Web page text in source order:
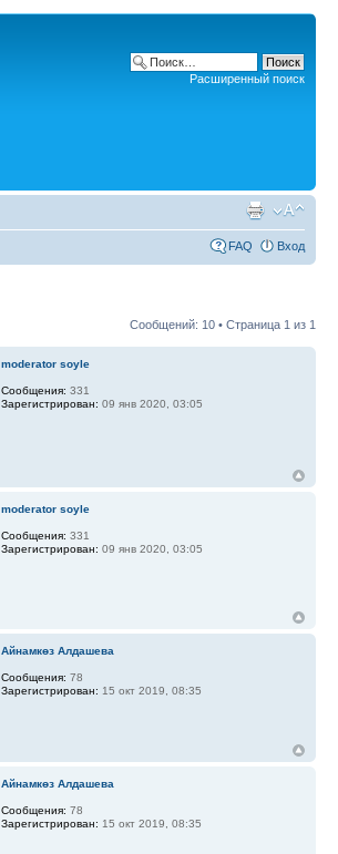
Расширенный поиск
FAQ Вход
Сообщений: 10 • Страница 1 из 1
moderator soyle
Сообщения: 331
Зарегистрирован: 09 янв 2020, 03:05
moderator soyle
Сообщения: 331
Зарегистрирован: 09 янв 2020, 03:05
Айнамкөз Алдашева
Сообщения: 78
Зарегистрирован: 15 окт 2019, 08:35
Айнамкөз Алдашева
Сообщения: 78
Зарегистрирован: 15 окт 2019, 08:35